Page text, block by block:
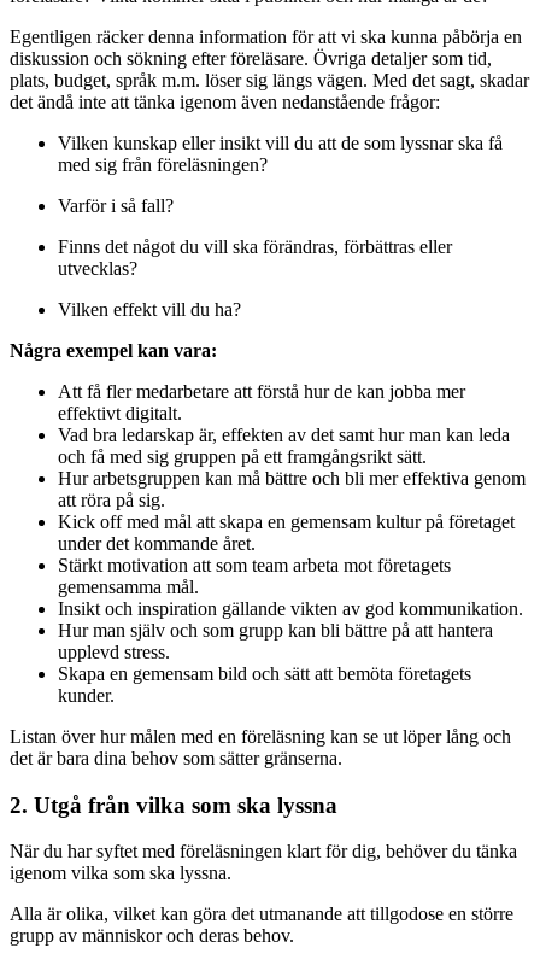
Egentligen räcker denna information för att vi ska kunna påbörja en
diskussion och sökning efter föreläsare. Övriga detaljer som tid,
plats, budget, språk m.m. löser sig längs vägen. Med det sagt, skadar
det ändå inte att tänka igenom även nedanstående frågor:
Vilken kunskap eller insikt vill du att de som lyssnar ska få
med sig från föreläsningen?
Varför i så fall?
Finns det något du vill ska förändras, förbättras eller
utvecklas?
Vilken effekt vill du ha?
Några exempel kan vara:
Att få fler medarbetare att förstå hur de kan jobba mer
effektivt digitalt.
Vad bra ledarskap är, effekten av det samt hur man kan leda
och få med sig gruppen på ett framgångsrikt sätt.
Hur arbetsgruppen kan må bättre och bli mer effektiva genom
att röra på sig.
Kick off med mål att skapa en gemensam kultur på företaget
under det kommande året.
Stärkt motivation att som team arbeta mot företagets
gemensamma mål.
Insikt och inspiration gällande vikten av god kommunikation.
Hur man själv och som grupp kan bli bättre på att hantera
upplevd stress.
Skapa en gemensam bild och sätt att bemöta företagets
kunder.
Listan över hur målen med en föreläsning kan se ut löper lång och
det är bara dina behov som sätter gränserna.
2. Utgå från vilka som ska lyssna
När du har syftet med föreläsningen klart för dig, behöver du tänka
igenom vilka som ska lyssna.
Alla är olika, vilket kan göra det utmanande att tillgodose en större
grupp av människor och deras behov.